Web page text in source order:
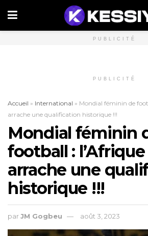
PUBLICITÉ
PUBLICITÉ
Accueil » International » Mondial féminin de
arrache une qualification historique !!!
Mondial féminin
football :
arrache une
historique !!!
parJM Gogbeu août 3, 2023